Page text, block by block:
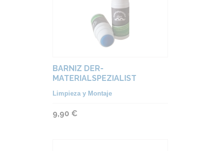
BARNIZ DER-
MATERIALSPEZIALIST
Limpieza y Montaje
9,90 €